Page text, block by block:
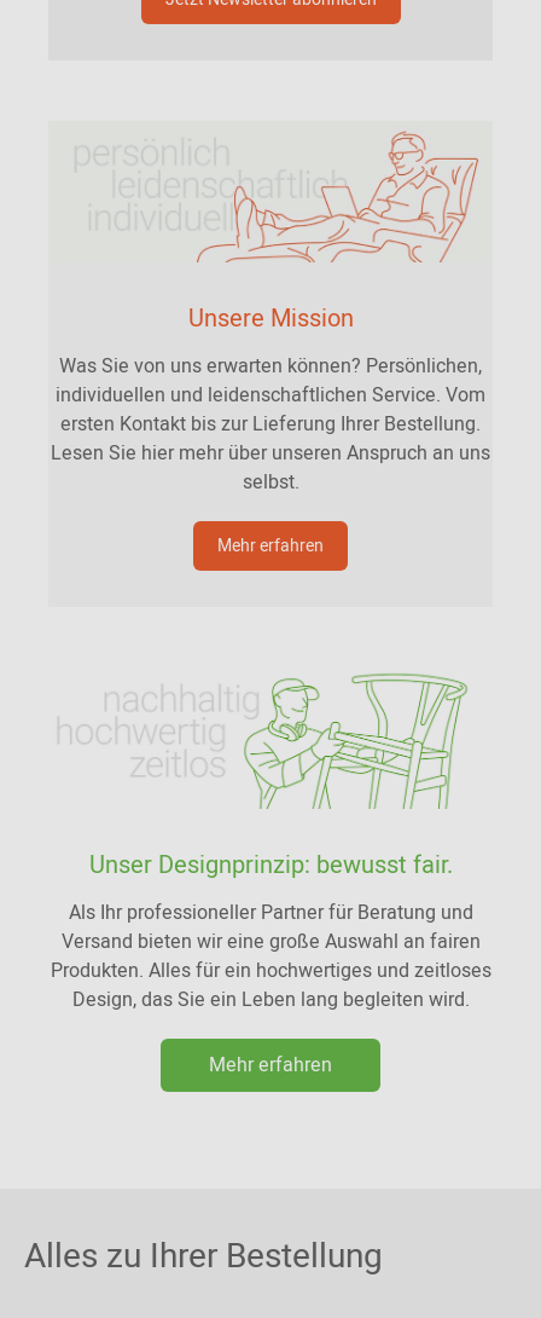
Unsere Mission
Was Sie von uns erwarten können? Persönlichen,
individuellen und leidenschaftlichen Service. Vom
ersten Kontakt bis zur Lieferung Ihrer Bestellung.
Lesen Sie hier mehr über unseren Anspruch an uns
selbst.
Mehr erfahren
Unser Designprinzip: bewusst fair.
Als Ihr professioneller Partner für Beratung und
Versand bieten wir eine große Auswahl an fairen
Produkten. Alles für ein hochwertiges und zeitloses
Design, das Sie ein Leben lang begleiten wird.
Mehr erfahren
Alles zu Ihrer Bestellung